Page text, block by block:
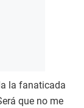
la fanaticada
que no me